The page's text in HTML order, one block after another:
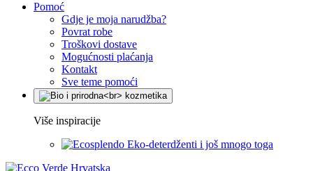
Pomoć
Gdje je moja narudžba?
Povrat robe
Troškovi dostave
Mogućnosti plaćanja
Kontakt
Sve teme pomoći
Više inspiracije
Eko-deterdženti i još mnogo toga